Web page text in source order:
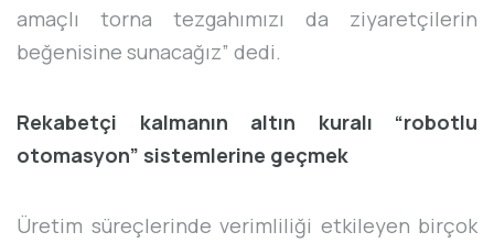
amaçlı torna tezgahımızı da ziyaretçilerin
beğenisine sunacağız” dedi.
Rekabetçi kalmanın altın kuralı “robotlu
otomasyon” sistemlerine geçmek
Üretim süreçlerinde verimliliği etkileyen birçok